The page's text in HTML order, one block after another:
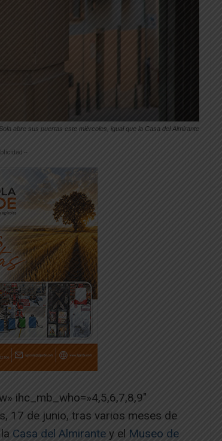
abre sus puertas este miércoles, igual que la Casa del Almirante
--
ihc_mb_who=»4,5,6,7,8,9″
17 de junio, tras varios meses de
Casa del Almirantey el Museo de